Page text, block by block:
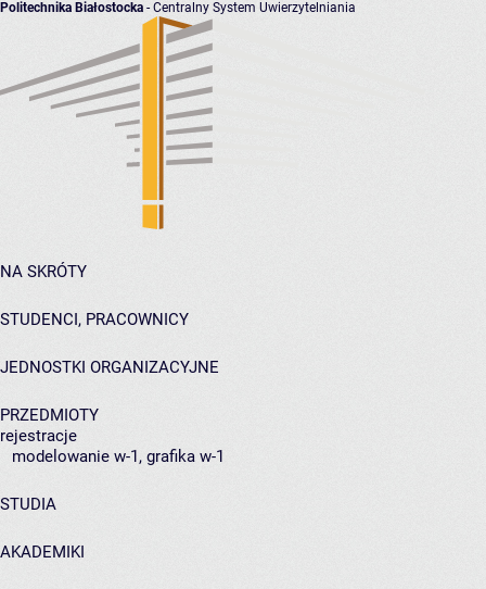
Politechnika Białostocka - Centralny System Uwierzytelniania
NA SKRÓTY
STUDENCI, PRACOWNICY
JEDNOSTKI ORGANIZACYJNE
PRZEDMIOTY
rejestracje
modelowanie w-1, grafika w-1
STUDIA
AKADEMIKI